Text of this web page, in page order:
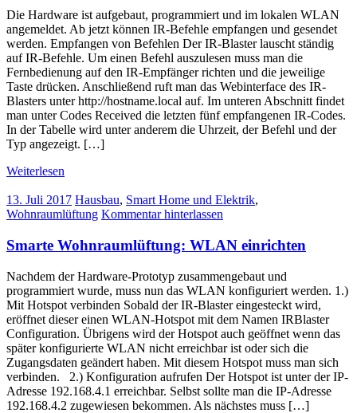
Die Hardware ist aufgebaut, programmiert und im lokalen WLAN
angemeldet. Ab jetzt können IR-Befehle empfangen und gesendet
werden. Empfangen von Befehlen Der IR-Blaster lauscht ständig
auf IR-Befehle. Um einen Befehl auszulesen muss man die
Fernbedienung auf den IR-Empfänger richten und die jeweilige
Taste drücken. Anschließend ruft man das Webinterface des IR-
Blasters unter http://hostname.local auf. Im unteren Abschnitt findet
man unter Codes Received die letzten fünf empfangenen IR-Codes.
In der Tabelle wird unter anderem die Uhrzeit, der Befehl und der
Typ angezeigt. […]
Weiterlesen
13. Juli 2017 Hausbau, Smart Home und Elektrik,
Wohnraumlüftung Kommentar hinterlassen
Smarte Wohnraumlüftung: WLAN einrichten
Nachdem der Hardware-Prototyp zusammengebaut und
programmiert wurde, muss nun das WLAN konfiguriert werden. 1.)
Mit Hotspot verbinden Sobald der IR-Blaster eingesteckt wird,
eröffnet dieser einen WLAN-Hotspot mit dem Namen IRBlaster
Configuration. Übrigens wird der Hotspot auch geöffnet wenn das
später konfigurierte WLAN nicht erreichbar ist oder sich die
Zugangsdaten geändert haben. Mit diesem Hotspot muss man sich
verbinden. 2.) Konfiguration aufrufen Der Hotspot ist unter der IP-
Adresse 192.168.4.1 erreichbar. Selbst sollte man die IP-Adresse
192.168.4.2 zugewiesen bekommen. Als nächstes muss […]